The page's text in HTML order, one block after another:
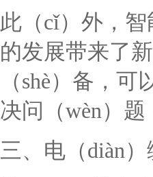
此（cǐ）外，
的发展带来了
（shè）备，
决问（wèn）
三、电（diàn